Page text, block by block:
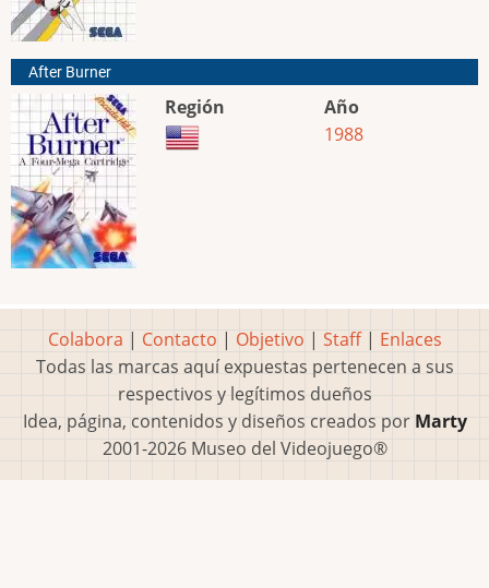
After Burner
Región
Año
1988
Colabora | Contacto | Objetivo | Staff| Enlaces
Todas las marcas aquí expuestas pertenecen a sus
respectivos y legítimos dueños
Idea, página, contenidos y diseños creados por Marty
2001-2026 Museo del Videojuego®